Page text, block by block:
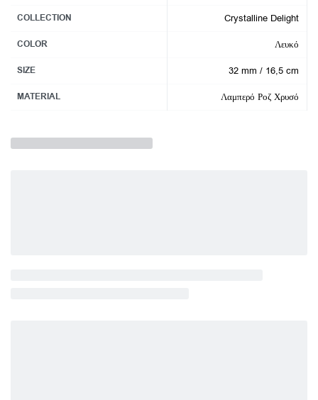
COLLECTION Crystalline Delight
COLOR Λευκό
SIZE 32 mm / 16,5 cm
MATERIAL Λαμπερό Ροζ Χρυσό